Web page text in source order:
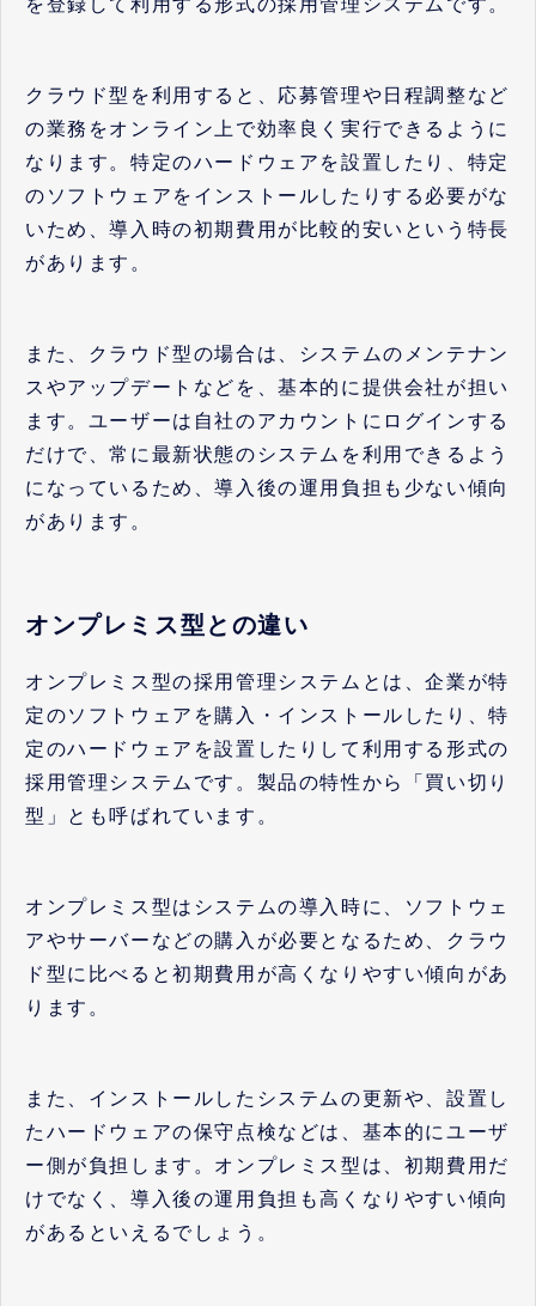
を登録して利用する形式の採用管理システムです。
クラウド型を利用すると、応募管理や日程調整など
の業務をオンライン上で効率良く実行できるように
なります。特定のハードウェアを設置したり、特定
のソフトウェアをインストールしたりする必要がな
いため、導入時の初期費用が比較的安いという特長
があります。
また、クラウド型の場合は、システムのメンテナン
スやアップデートなどを、基本的に提供会社が担い
ます。ユーザーは自社のアカウントにログインする
だけで、常に最新状態のシステムを利用できるよう
になっているため、導入後の運用負担も少ない傾向
があります。
オンプレミス型との違い
オンプレミス型の採用管理システムとは、企業が特
定のソフトウェアを購入・インストールしたり、特
定のハードウェアを設置したりして利用する形式の
採用管理システムです。製品の特性から「買い切り
型」とも呼ばれています。
オンプレミス型はシステムの導入時に、ソフトウェ
アやサーバーなどの購入が必要となるため、クラウ
ド型に比べると初期費用が高くなりやすい傾向があ
ります。
また、インストールしたシステムの更新や、設置し
たハードウェアの保守点検などは、基本的にユーザ
ー側が負担します。オンプレミス型は、初期費用だ
けでなく、導入後の運用負担も高くなりやすい傾向
があるといえるでしょう。